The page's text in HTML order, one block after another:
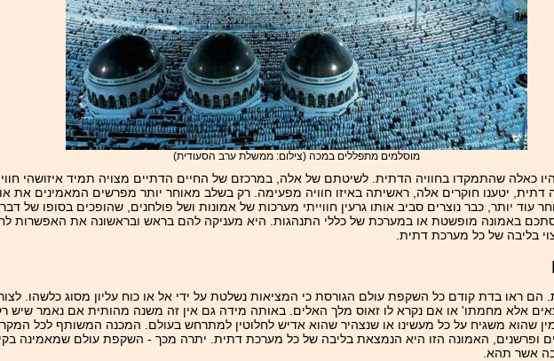
מוסלמים מתפללים במכה (צילום: ממשלת ערב הסעודית)
כאלה שהתמקדו בחוויה הדתית. לשיטתם של אלה, במרכזם של החיים הדתיים מצויה תמיד איזושהי
יטענו חוקרים אלה, ראשיתה באיזו חוויה מפעימה. רק בשלב מאוחר יותר מפרשים המאמינים את
יותר, כבר נוצרים סביב אותו גרעין חווייתי מערכות של אמונות ושל פולחנים, שהופכים בסופו של
באמונה מופשטת או במערכת של כללי התנהגות. היא מעניקה להם בראש ובראשונה את
בליבה של כל מערכת דתית.
ראו בדת קודם כל השקפת עולם הגורסת כי המציאות נשלטת על ידי אל או כוח עליון מסוג כלשהו.
אלא מחמתו' או אם נקרא לו זאוס מלך האלים. באותה מידה גם אין זה משנה מהותית אם נאמר שיש
שהוא משגיח על כל מעשינו או שנצהיר שהוא אדיש לחלוטין למתרחש בעולם. המכנה המשותף לכל
ופרשנים, האמונה הזו היא הנמצאת בליבה של כל מערכת דתית. יתרה מכך - השקפת עולם שמאמינה
אשר תהא.